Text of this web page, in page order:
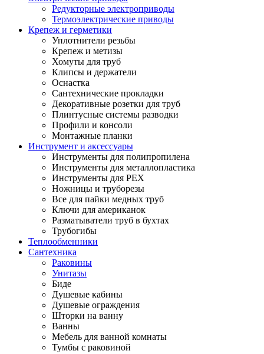
Редукторные электроприводы
Термоэлектрические приводы
Крепеж и герметики
Уплотнители резьбы
Крепеж и метизы
Хомуты для труб
Клипсы и держатели
Оснастка
Сантехнические прокладки
Декоративные розетки для труб
Плинтусные системы разводки
Профили и консоли
Монтажные планки
Инструмент и аксессуары
Инструменты для полипропилена
Инструменты для металлопластика
Инструменты для PEX
Ножницы и труборезы
Все для пайки медных труб
Ключи для американок
Разматыватели труб в бухтах
Трубогибы
Теплообменники
Сантехника
Раковины
Унитазы
Биде
Душевые кабины
Душевые ограждения
Шторки на ванну
Ванны
Мебель для ванной комнаты
Тумбы с раковиной